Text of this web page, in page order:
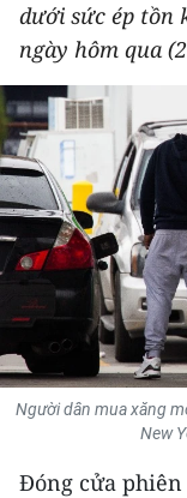
PHÁP LUẬT
THẾ GIỚI
THỂ THAO
GIÁO DỤC
Y TẾ
KHOA HỌC -
MÔI TRƯỜNG
BẠN ĐỌC
dưới sức ép tồn
ngày hôm qua
Người dân mua xăng
New
Đóng cửa